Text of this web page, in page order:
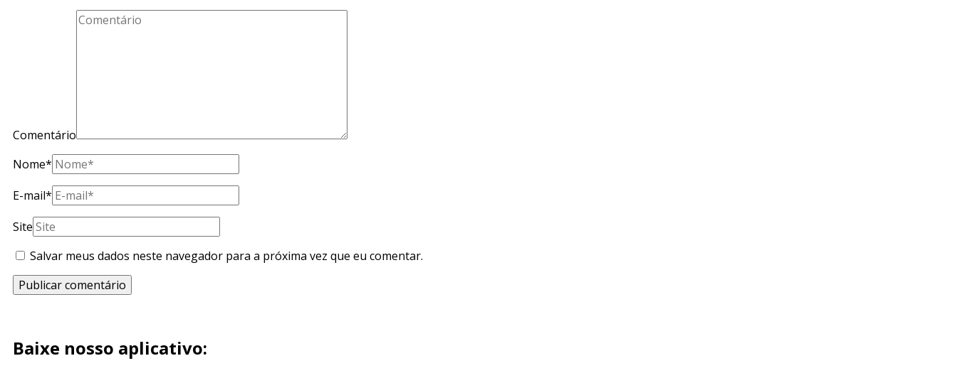
Comentário
Nome*
E-mail*
Site
Salvar meus dados neste navegador para a próxima vez que eu comentar.
Baixe nosso aplicativo: